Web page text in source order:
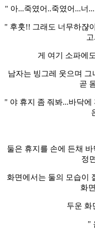
" 아...죽였어..죽였어...너
" 후훗!! 그래도 너무하쟎
게 여기 소파에
남자는 빙그레 웃으며
곧
" 야 휴지 좀 줘봐...바닥
둘은 휴지를 손에 든채
정
화면에서는 둘의 모습이
화
두운 화
"